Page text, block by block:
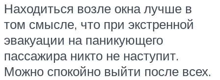
Находиться возле окна лучше в
том смысле, что при экстренной
эвакуации на паникующего
пассажира никто не наступит.
Можно спокойно выйти после всех.